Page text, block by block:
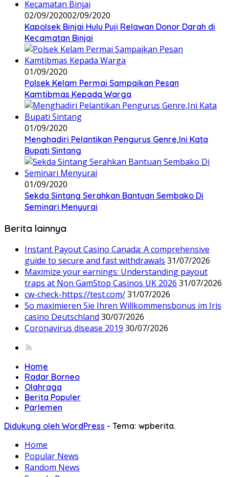
02/09/202002/09/2020
Kapolsek Binjai Hulu Puji Relawan Donor Darah di
Kecamatan Binjai
01/09/2020
Polsek Kelam Permai Sampaikan Pesan
Kamtibmas Kepada Warga
01/09/2020
Menghadiri Pelantikan Pengurus Genre,Ini Kata
Bupati Sintang
01/09/2020
Sekda Sintang Serahkan Bantuan Sembako Di
Seminari Menyurai
Berita lainnya
Instant Payout Casino Canada: A comprehensive
guide to secure and fast withdrawals 31/07/2026
Maximize your earnings: Understanding payout
traps at Non GamStop Casinos UK 2026 31/07/2026
cw-check-https://test.com/31/07/2026
So maximieren Sie Ihren Willkommensbonus im Iris
casino Deutschland 30/07/2026
Coronavirus disease 2019 30/07/2026
Home
Radar Borneo
Olahraga
Berita Populer
Parlemen
Didukung oleh WordPress - Tema: wpberita.
Home
Popular News
Random News